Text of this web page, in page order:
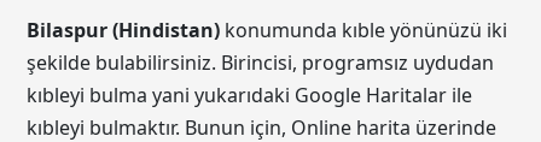
Bilaspur (Hindistan) konumunda kıble yönünüzü iki
şekilde bulabilirsiniz. Birincisi, programsız uydudan
kıbleyi bulma yani yukarıdaki Google Haritalar ile
kıbleyi bulmaktır. Bunun için, Online harita üzerinde